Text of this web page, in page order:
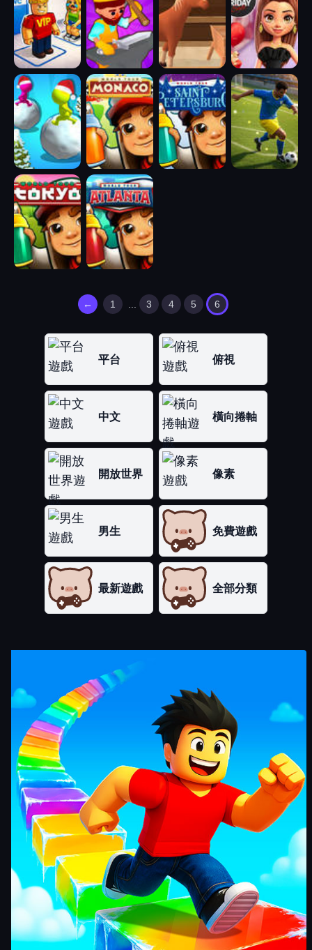
← 1 3 4 5 6
平台 俯視
中文 橫向捲軸
開放世界 像素
男生 免費遊戲
最新遊戲 全部分類